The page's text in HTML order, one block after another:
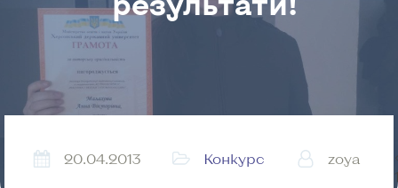
20.04.2013 Конкурс
zoya